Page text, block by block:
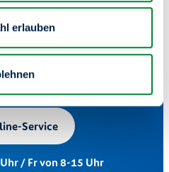
erlauben
Service
/ Fr von 8-15 Uhr